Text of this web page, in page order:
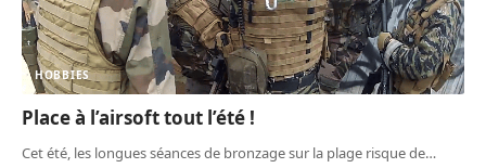
HOBBIES
Place à l’airsoft tout l’été !
Cet été, les longues séances de bronzage sur la plage risque de…